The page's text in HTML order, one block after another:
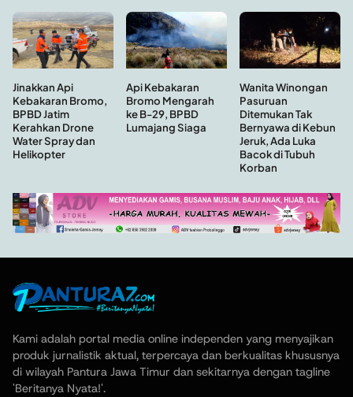
Jinakkan Api
Kebakaran Bromo,
BPBD Jatim
Kerahkan Drone
Water Spray dan
Helikopter
Api Kebakaran
Bromo Mengarah
ke B-29, BPBD
Lumajang Siaga
Wanita Winongan
Pasuruan
Ditemukan Tak
Bernyawa di Kebun
Jeruk, Ada Luka
Bacok di Tubuh
Korban
Kami adalah portal media online independen yang menyajikan
produk jurnalistik aktual, terpercaya dan berkualitas khususnya
di wilayah Pantura Jawa Timur dan sekitarnya dengan tagline
'Beritanya Nyata!'.